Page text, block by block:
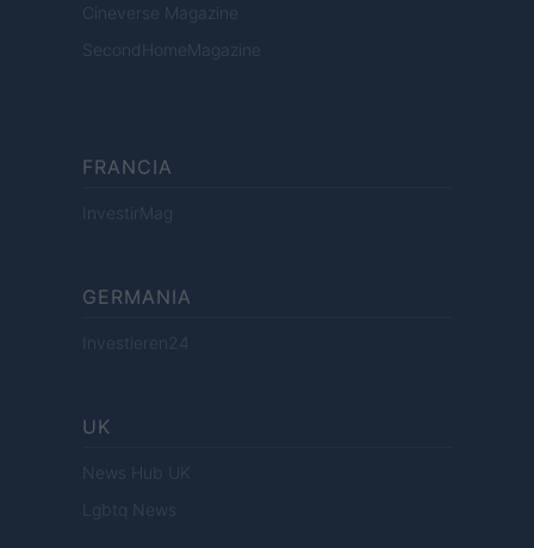
Cineverse Magazine
SecondHomeMagazine
FRANCIA
InvestirMag
GERMANIA
Investieren24
UK
News Hub UK
Lgbtq News